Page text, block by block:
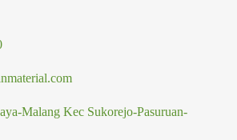
Malang Kec Sukorejo-Pasuruan-